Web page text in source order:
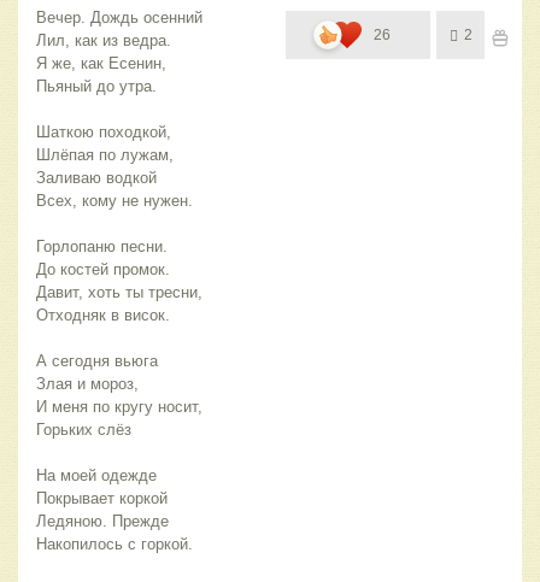
Вечер. Дождь осенний
Лил, как из ведра.
Я же, как Есенин,
Пьяный до утра.
Шаткою походкой,
Шлёпая по лужам,
Заливаю водкой
Всех, кому не нужен.
Горлопаню песни.
До костей промок.
Давит, хоть ты тресни,
Отходняк в висок.
А сегодня вьюга
Злая и мороз,
И меня по кругу носит,
Горьких слёз
На моей одежде
Покрывает коркой
Ледяною. Прежде
Накопилось с горкой.
26 2